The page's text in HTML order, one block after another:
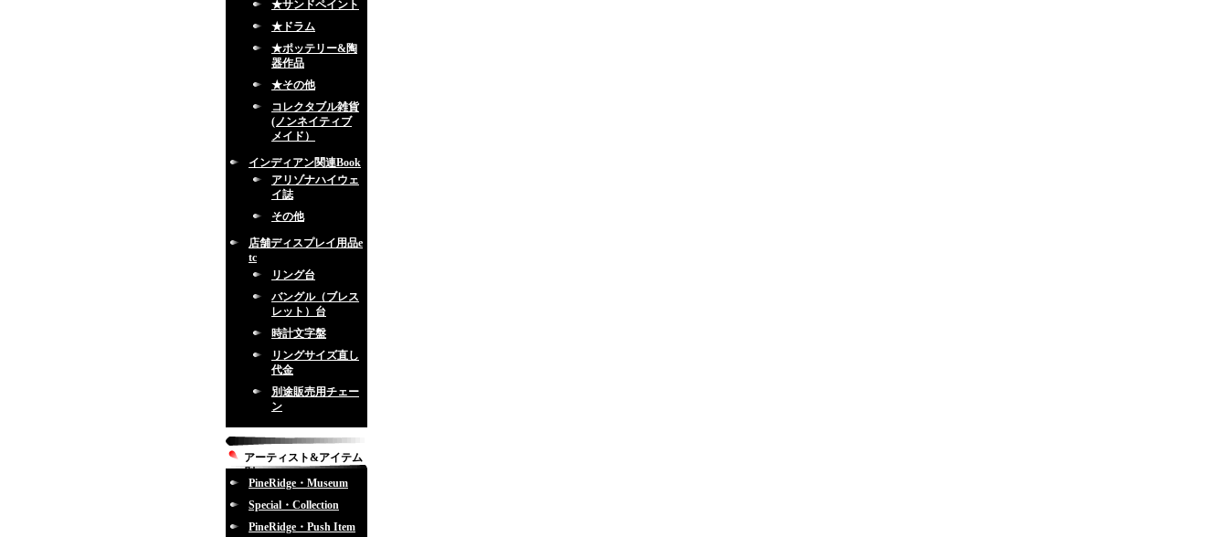
★サンドペイント
★ドラム
★ポッテリー&陶
器作品
★その他
コレクタブル雑貨
(ノンネイティブ
メイド）
インディアン関連Book
アリゾナハイウェ
イ誌
その他
店舗ディスプレイ用品e
tc
リング台
バングル（ブレス
レット）台
時計文字盤
リングサイズ直し
代金
別途販売用チェー
ン
アーティスト&アイテム
別
PineRidge・Museum
Special・Collection
PineRidge・Push Item